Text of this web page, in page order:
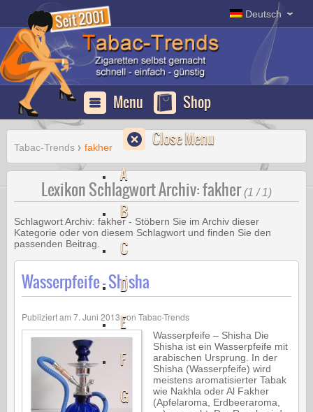
Deutsch
Menu
Shop
Close Menu
A
B
C
D
E
F
G
Tabac-Trends fakher
Lexikon Schlagwort Archiv: fakher (1 / 1)
Schlagwort Archiv: fakher- Stöbern Sie im Archiv dieser
Kategorie oder von diesem Schlagwort und finden Sie den
passenden Beitrag.
Wasserpfeife – Shisha
Publiziert am 7. Juni 2013 von Tabac-Trends
Wasserpfeife – Shisha Die
Shisha ist ein Wasserpfeife mit
arabischen Ursprung. In der
Shisha (Wasserpfeife) wird
meistens aromatisierter Tabak
wie Nakhla oder Al Fakher
(Apfelaroma, Erdbeeraroma,